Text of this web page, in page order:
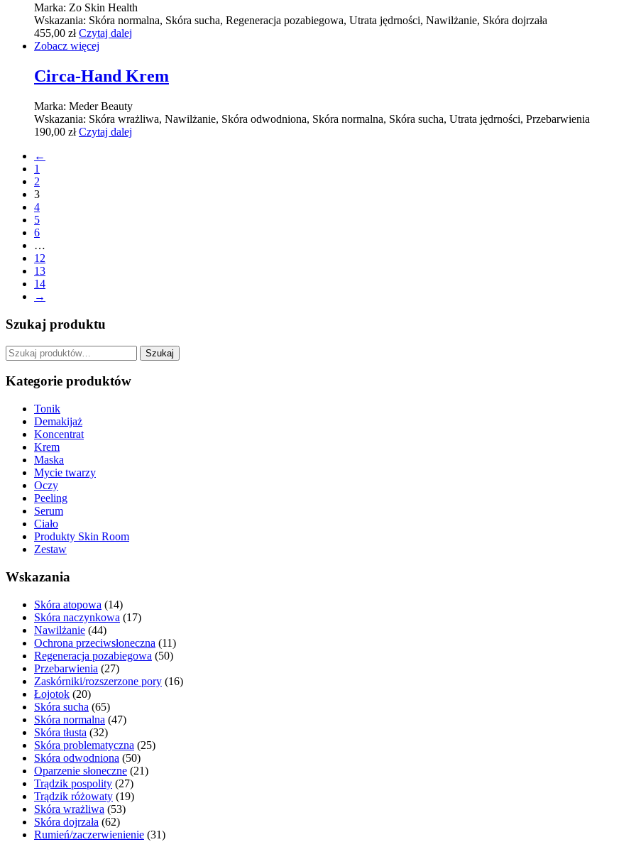
Marka: Zo Skin Health
Wskazania: Skóra normalna, Skóra sucha, Regeneracja pozabiegowa, Utrata jędrności, Nawilżanie, Skóra dojrzała
455,00 zł Czytaj dalej
Zobacz więcej
Circa-Hand Krem
Marka: Meder Beauty
Wskazania: Skóra wrażliwa, Nawilżanie, Skóra odwodniona, Skóra normalna, Skóra sucha, Utrata jędrności, Przebarwienia
190,00 zł Czytaj dalej
←
1
2
3
4
5
6
…
12
13
14
→
Szukaj produktu
Szukaj: Szukaj
Kategorie produktów
Tonik
Demakijaż
Koncentrat
Krem
Maska
Mycie twarzy
Oczy
Peeling
Serum
Ciało
Produkty Skin Room
Zestaw
Wskazania
Skóra atopowa (14)
Skóra naczynkowa (17)
Nawilżanie (44)
Ochrona przeciwsłoneczna (11)
Regeneracja pozabiegowa (50)
Przebarwienia (27)
Zaskórniki/rozszerzone pory (16)
Łojotok (20)
Skóra sucha (65)
Skóra normalna (47)
Skóra tłusta (32)
Skóra problematyczna (25)
Skóra odwodniona (50)
Oparzenie słoneczne (21)
Trądzik pospolity (27)
Trądzik różowaty (19)
Skóra wrażliwa (53)
Skóra dojrzała (62)
Rumień/zaczerwienienie (31)